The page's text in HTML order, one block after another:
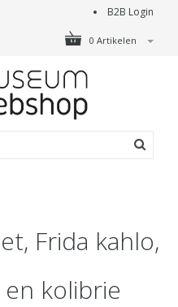
B2B Login
0 Artikelen
Frida kahlo,
kolibrie